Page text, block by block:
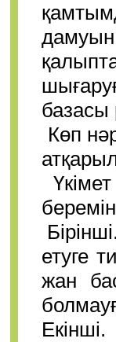
базасы
Көп
етуге
жан